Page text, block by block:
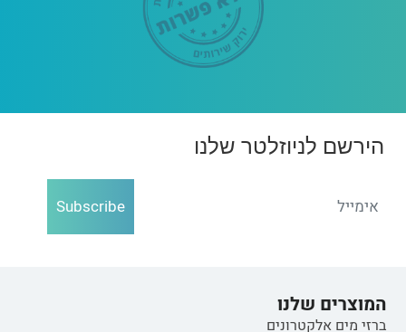
הירשם לניוזלטר שלנו
Subscribe
המוצרים שלנו
ברזי מים אלקטרונים